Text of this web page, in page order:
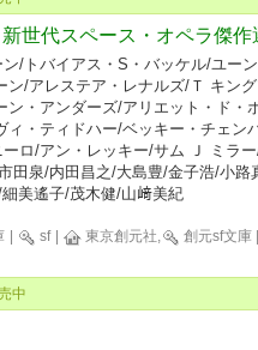
世代スペース・オペラ傑作
/トバイアス・S・バッケル/ユー
ン/アレステア・レナルズ/Ｔ キン
ン・アンダーズ/アリエット・ド・
ィ・ティドハー/ベッキー・チェン
ロ/アン・レッキー/サム Ｊ ミラ
田泉/内田昌之/大島豊/金子浩/小路
美遙子/茂木健/山﨑美紀
sf 東京創元社, 創元sf文庫
中